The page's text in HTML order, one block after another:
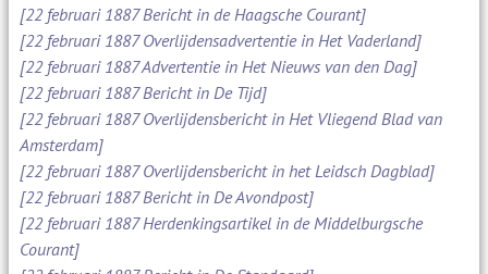
[22 februari 1887 Bericht in de Haagsche Courant]
[22 februari 1887 Overlijdensadvertentie in Het Vaderland]
[22 februari 1887 Advertentie in Het Nieuws van den Dag]
[22 februari 1887 Bericht in De Tijd]
[22 februari 1887 Overlijdensbericht in Het Vliegend Blad van
Amsterdam]
[22 februari 1887 Overlijdensbericht in het Leidsch Dagblad]
[22 februari 1887 Bericht in De Avondpost]
[22 februari 1887 Herdenkingsartikel in de Middelburgsche
Courant]